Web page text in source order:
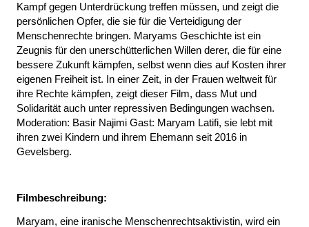
Kampf gegen Unterdrückung treffen müssen, und zeigt die
persönlichen Opfer, die sie für die Verteidigung der
Menschenrechte bringen. Maryams Geschichte ist ein
Zeugnis für den unerschütterlichen Willen derer, die für eine
bessere Zukunft kämpfen, selbst wenn dies auf Kosten ihrer
eigenen Freiheit ist. In einer Zeit, in der Frauen weltweit für
ihre Rechte kämpfen, zeigt dieser Film, dass Mut und
Solidarität auch unter repressiven Bedingungen wachsen.
Moderation: Basir Najimi Gast: Maryam Latifi, sie lebt mit
ihren zwei Kindern und ihrem Ehemann seit 2016 in
Gevelsberg.
Filmbeschreibung:
Maryam, eine iranische Menschenrechtsaktivistin, wird ein